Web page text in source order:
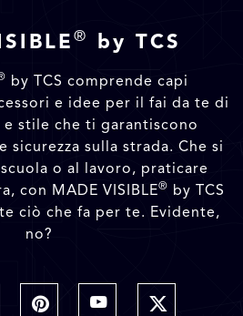
® by TCS
by TCS comprende capi
e idee per il fai da te di
stile che ti garantiscono
sicurezza sulla strada. Che si
o al lavoro, praticare
con MADE VISIBLE® by TCS
ciò che fa per te. Evidente,
no?